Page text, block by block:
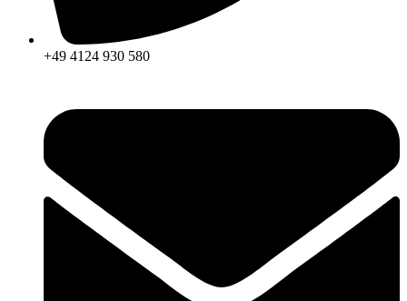
+49 4124 930 580